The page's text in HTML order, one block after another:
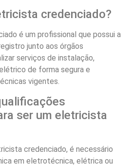
credenciado?
é um profissional que possui a
junto aos órgãos
serviços de instalação,
de forma segura e
vigentes.
ser um eletricista
credenciado, é necessário
em eletrotécnica, elétrica ou